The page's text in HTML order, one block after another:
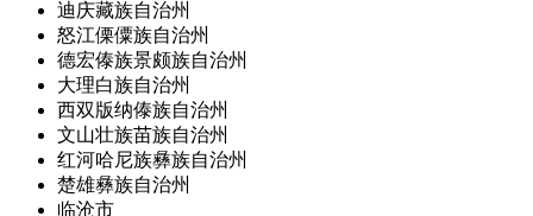
迪庆藏族自治州
怒江傈僳族自治州
德宏傣族景颇族自治州
大理白族自治州
西双版纳傣族自治州
文山壮族苗族自治州
红河哈尼族彝族自治州
楚雄彝族自治州
临沧市